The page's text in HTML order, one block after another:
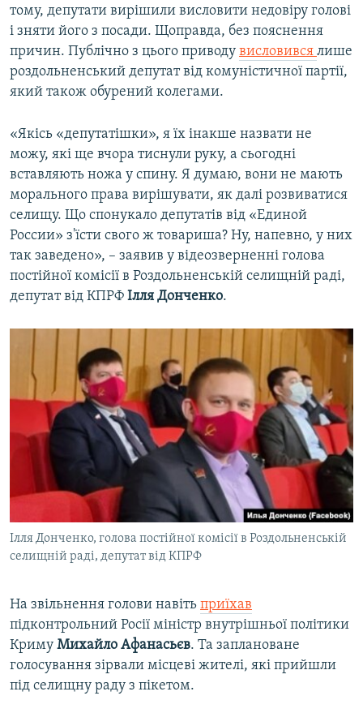
тому, депутати вирішили висловити недовіру голові
і зняти його з посади. Щоправда, без пояснення
причин. Публічно з цього приводу висловився лише
роздольненський депутат від комуністичної партії,
який також обурений колегами.
«Якісь «депутатішки», я їх інакше назвати не
можу, які ще вчора тиснули руку, а сьогодні
вставляють ножа у спину. Я думаю, вони не мають
морального права вирішувати, як далі розвиватися
селищу. Що спонукало депутатів від «Единой
России» з'їсти свого ж товариша? Ну, напевно, у них
так заведено», – заявив у відеозверненні голова
постійної комісії в Роздольненській селищній раді,
депутат від КПРФ Ілля Донченко.
Ілля Донченко, голова постійної комісії в Роздольненській
селищній раді, депутат від КПРФ
На звільнення голови навіть приїхав
підконтрольний Росії міністр внутрішньої політики
Криму Михайло Афанасьєв. Та заплановане
голосування зірвали місцеві жителі, які прийшли
під селищну раду з пікетом.